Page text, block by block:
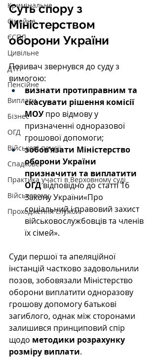
Кримінальне
Сімейне
ЄСПЛ
Цивільне
ДТП
Пенсійне
Виплати
Бізнес
ОГД
Військові пенсії
Спадкове
Практика участі в Верховному суді
Військовому
Проходження служби
Суть спору з
Міністерством
оборони України
Позивач звернувся до суду з
вимогою:
визнати протиправним та
скасувати рішення комісії
МОУ про відмову у
призначенні одноразової
грошової допомоги;
зобов’язати Міністерство
оборони України
призначити та виплатити
ОГД відповідно до статті 16
Закону України«Про
соціальний і правовий захист
військовослужбовців та членів
їх сімей».
Суди першої та апеляційної
інстанцій частково задовольнили
позов, зобовязали Міністерство
оборони виплатити одноразову
грошову допомогу батькові
загиблого, однак між сторонами
залишився принциповий спір
щодо методики розрахунку
розміру виплати.